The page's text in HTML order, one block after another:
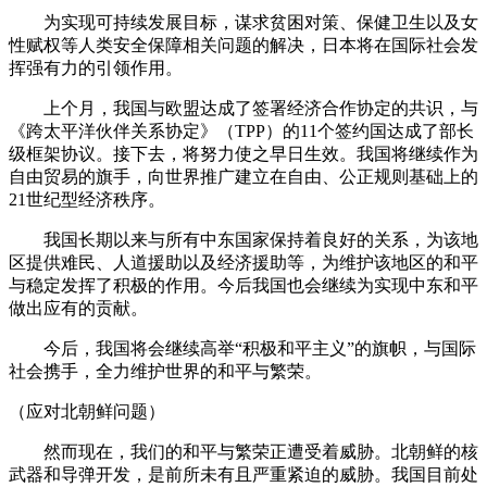
为实现可持续发展目标，谋求贫困对策、保健卫生以及女
性赋权等人类安全保障相关问题的解决，日本将在国际社会发
挥强有力的引领作用。
上个月，我国与欧盟达成了签署经济合作协定的共识，与
《跨太平洋伙伴关系协定》（TPP）的11个签约国达成了部长
级框架协议。接下去，将努力使之早日生效。我国将继续作为
自由贸易的旗手，向世界推广建立在自由、公正规则基础上的
21世纪型经济秩序。
我国长期以来与所有中东国家保持着良好的关系，为该地
区提供难民、人道援助以及经济援助等，为维护该地区的和平
与稳定发挥了积极的作用。今后我国也会继续为实现中东和平
做出应有的贡献。
今后，我国将会继续高举“积极和平主义”的旗帜，与国际
社会携手，全力维护世界的和平与繁荣。
（应对北朝鲜问题）
然而现在，我们的和平与繁荣正遭受着威胁。北朝鲜的核
武器和导弹开发，是前所未有且严重紧迫的威胁。我国目前处